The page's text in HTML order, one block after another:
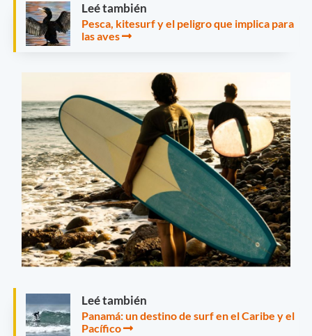
Leé también
Pesca, kitesurf y el peligro que implica para
las aves
Leé también
Panamá: un destino de surf en el Caribe y el
Pacífico